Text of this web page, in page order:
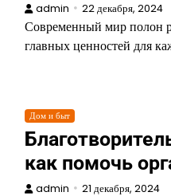
admin 22 декабря, 2024
Современный мир полон
главных ценностей для
Дом и быт
как помочь
admin 21 декабря, 2024